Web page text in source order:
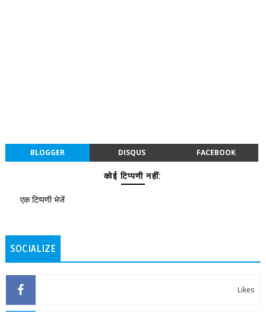
BLOGGER DISQUS FACEBOOK
कोई टिप्पणी नहीं:
एक टिप्पणी भेजें
SOCIALIZE
Likes